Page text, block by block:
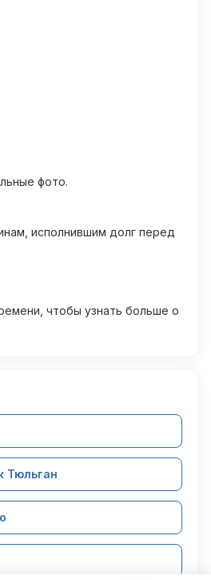
фото.
исполнившим долг перед
чтобы узнать больше о
Тюльган